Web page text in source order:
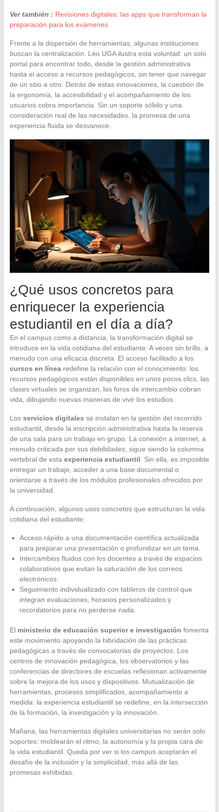
Ver también : Revisiones digitales: las apps que transforman la
preparación para los exámenes
Frente a la dispersión de herramientas, algunas instituciones
buscan la centralización. Léo UGA ilustra esta voluntad: un solo
portal para encontrar todo, desde la gestión administrativa
hasta el acceso a recursos pedagógicos, sin tener que navegar
de un sitio a otro. Detrás de estas innovaciones, la cuestión de
la ergonomía, la accesibilidad y el acompañamiento de los
usuarios cobra importancia. Sin un soporte sólido y una
consideración real de las necesidades, la promesa de una
experiencia fluida se desvanece.
¿Qué usos concretos para
enriquecer la experiencia
estudiantil en el día a día?
En el campus como a distancia, la transformación digital se
introduce en la vida cotidiana del estudiante. A veces sin brillo, a
menudo con una eficacia discreta. El acceso facilitado a los
cursos en línearedefine la relación con el conocimiento: los
recursos pedagógicos están disponibles en unos pocos clics, las
clases virtuales se organizan, los foros de intercambio cobran
vida, dibujando nuevas maneras de vivir los estudios.
Los servicios digitales se instalan en la gestión del recorrido
estudiantil, desde la inscripción administrativa hasta la reserva
de una sala para un trabajo en grupo. La conexión a internet, a
menudo criticada por sus debilidades, sigue siendo la columna
vertebral de esta experiencia estudiantil . Sin ella, es imposible
entregar un trabajo, acceder a una base documental o
orientarse a través de los módulos profesionales ofrecidos por
la universidad.
A continuación, algunos usos concretos que estructuran la vida
cotidiana del estudiante:
Acceso rápido a una documentación científica actualizada
para preparar una presentación o profundizar en un tema.
Intercambios fluidos con los docentes a través de espacios
colaborativos que evitan la saturación de los correos
electrónicos.
Seguimiento individualizado con tableros de control que
integran evaluaciones, horarios personalizados y
recordatorios para no perderse nada.
El ministerio de educación superior e investigación fomenta
este movimiento apoyando la hibridación de las prácticas
pedagógicas a través de convocatorias de proyectos. Los
centros de innovación pedagógica, los observatorios y las
conferencias de directores de escuelas reflexionan activamente
sobre la mejora de los usos y dispositivos. Mutualización de
herramientas, procesos simplificados, acompañamiento a
medida: la experiencia estudiantil se redefine, en la intersección
de la formación, la investigación y la innovación.
Mañana, las herramientas digitales universitarias no serán solo
soportes: moldearán el ritmo, la autonomía y la propia cara de
la vida estudiantil. Queda por ver si los campus aceptarán el
desafío de la inclusión y la simplicidad, más allá de las
promesas exhibidas.